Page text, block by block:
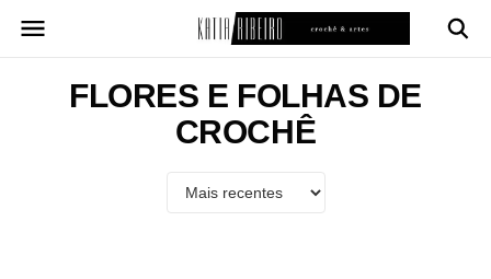
para
FLORES E FOLHAS DE
CROCHÊ